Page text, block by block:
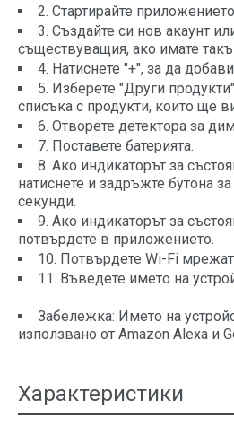
2. Стартирайте
3. Създайте си нов акаунт
съществуващия, ако имате
4. Натиснете "+", за да
5. Изберете "Други
списъка с продукти, които ще
6. Отворете детектора за
7. Поставете батерията.
8. Ако индикаторът за
натиснете и задръжте бутона
секунди.
9. Ако индикаторът за
потвърдете в приложението.
10. Потвърдете Wi-Fi
11. Въведете името на
Забележка: Името на
използвано от Amazon Alexa и
Характеристики